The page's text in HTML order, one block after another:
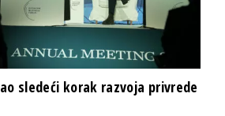
sledeći korak razvoja privrede